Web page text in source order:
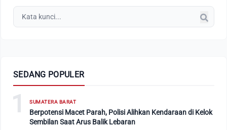
SEDANG POPULER
1 SUMATERA BARAT
Berpotensi Macet Parah, Polisi Alihkan Kendaraan di Kelok
Sembilan Saat Arus Balik Lebaran